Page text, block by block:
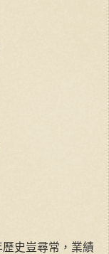
史豈尋常，業績